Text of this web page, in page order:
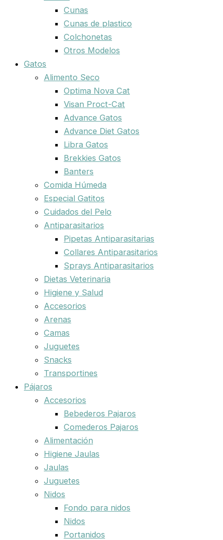
Cunas
Cunas de plastico
Colchonetas
Otros Modelos
Gatos
Alimento Seco
Optima Nova Cat
Visan Proct-Cat
Advance Gatos
Advance Diet Gatos
Libra Gatos
Brekkies Gatos
Banters
Comida Húmeda
Especial Gatitos
Cuidados del Pelo
Antiparasitarios
Pipetas Antiparasitarias
Collares Antiparasitarios
Sprays Antiparasitarios
Dietas Veterinaria
Higiene y Salud
Accesorios
Arenas
Camas
Juguetes
Snacks
Transportines
Pájaros
Accesorios
Bebederos Pajaros
Comederos Pajaros
Alimentación
Higiene Jaulas
Jaulas
Juguetes
Nidos
Fondo para nidos
Nidos
Portanidos